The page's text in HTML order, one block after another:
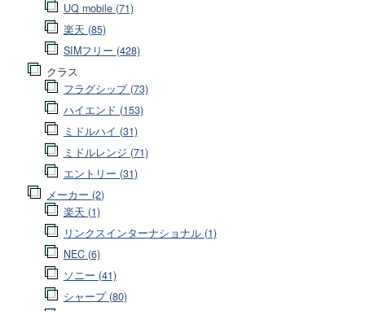
UQ mobile (71)
楽天 (85)
SIMフリー (428)
クラス
フラグシップ (73)
ハイエンド (153)
ミドルハイ (31)
ミドルレンジ (71)
エントリー (31)
メーカー (2)
楽天 (1)
リンクスインターナショナル (1)
NEC (6)
ソニー (41)
シャープ (80)